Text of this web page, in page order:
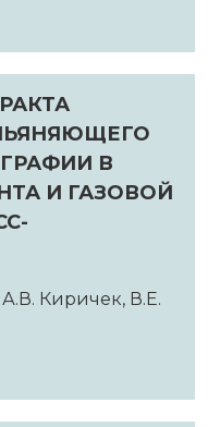
В
И ГАЗОВОЙ
Киричек, В.Е.